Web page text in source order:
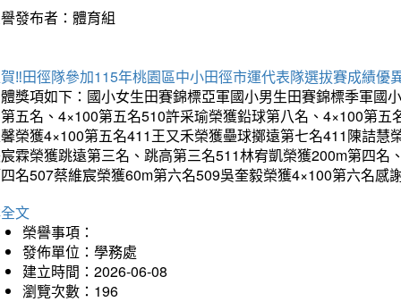
發布者：體育組
‼️田徑隊參加115年桃園區中小田徑市運代表隊選拔賽成績優
獎項如下：國小女生田賽錦標亞軍國小男生田賽錦標季軍國
五名、4×100第五名510許采瑜榮獲鉛球第八名、4×100第
榮獲4×100第五名411王又禾榮獲壘球擲遠第七名411陳詰
霖榮獲跳遠第三名、跳高第三名511林宥凱榮獲200m第四
名507蔡維宸榮獲60m第六名509吳奎毅榮獲4×100第六名
文
榮譽事項：
發佈單位：學務處
建立時間：2026-06-08
瀏覽次數：196